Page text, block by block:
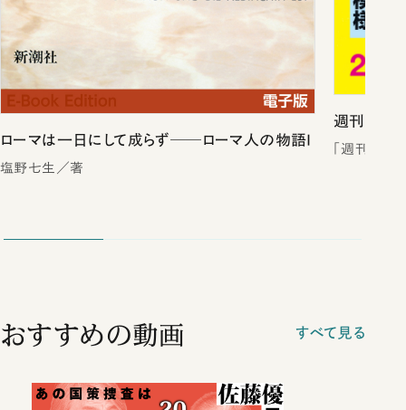
ローマは一日にして成らず──ローマ人の物語I
塩野七生／著
週刊新潮
「週刊新潮
おすすめの動画 すべて見る